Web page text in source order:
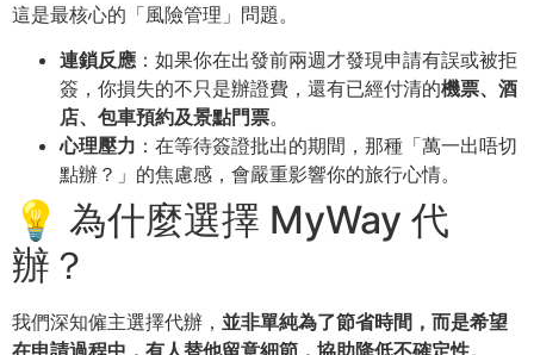
這是最核心的「風險管理」問題。
連鎖反應 ：如果你在出發前兩週才發現申請有誤或被拒
簽，你損失的不只是辦證費，還有已經付清的機票、酒
店、包車預約及景點門票。
心理壓力 ：在等待簽證批出的期間，那種「萬一出唔切
點辦？」的焦慮感，會嚴重影響你的旅行心情。
💡 為什麼選擇 MyWay 代
辦？
我們深知僱主選擇代辦， 並非單純為了節省時間，而是希望